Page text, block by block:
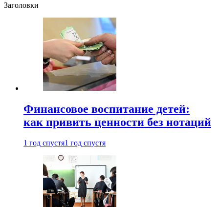
Заголовки
Финансовое воспитание детей:
как привить ценности без нотаций
1 год спустя1 год спустя